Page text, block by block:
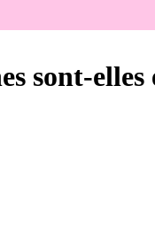
sont-elles